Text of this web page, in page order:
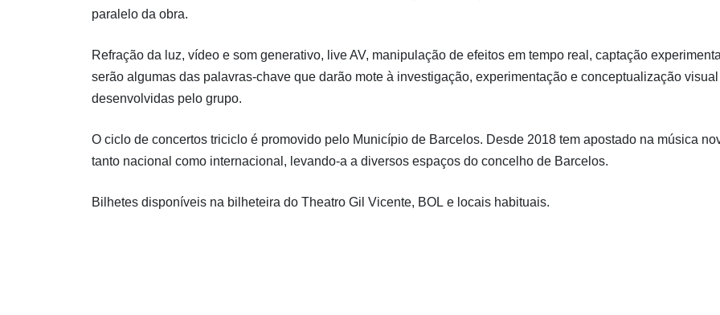
paralelo da obra.
Refração da luz, vídeo e som generativo, live AV, manipulação de efeitos em tempo real, captação
serão algumas das palavras-chave que darão mote à investigação, experimentação e conceptualização visual
desenvolvidas pelo grupo.
O ciclo de concertos triciclo é promovido pelo Município de Barcelos. Desde 2018 tem apostado na música
tanto nacional como internacional, levando-a a diversos espaços do concelho de Barcelos.
Bilhetes disponíveis na bilheteira do Theatro Gil Vicente, BOL e locais habituais.